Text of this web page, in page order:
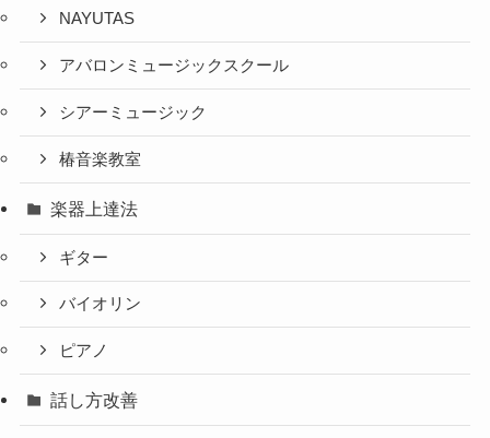
NAYUTAS
アバロンミュージックスクール
シアーミュージック
椿音楽教室
楽器上達法
ギター
バイオリン
ピアノ
話し方改善